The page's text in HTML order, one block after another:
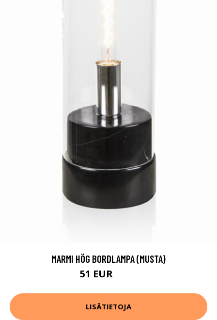
MARMI HÖG BORDLAMPA (MUSTA)
51 EUR
LISÄTIETOJA